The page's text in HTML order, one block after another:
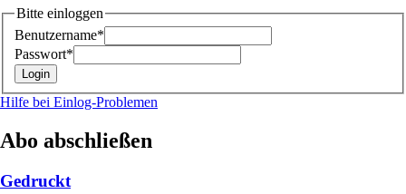
Bitte einloggen
Benutzername*
Passwort*
Hilfe bei Einlog-Problemen
Abo abschließen
Gedruckt